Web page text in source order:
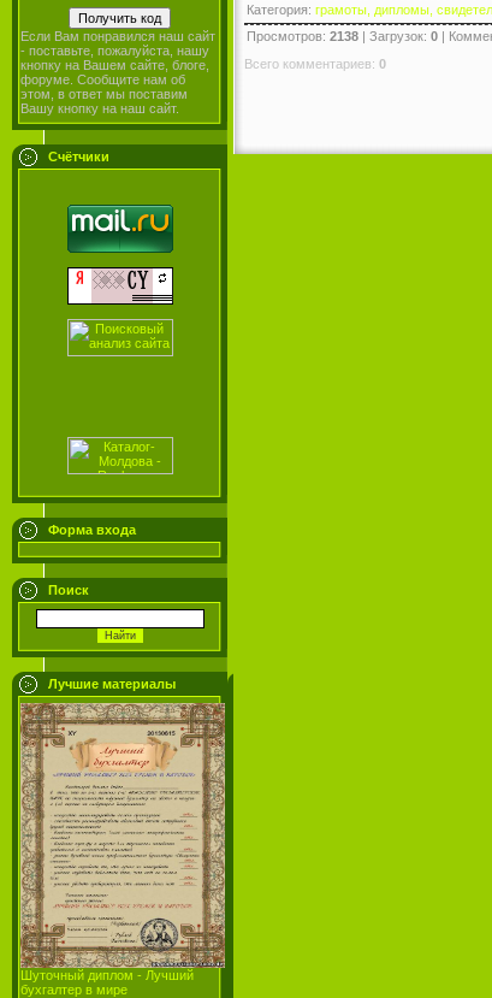
Если Вам понравился наш сайт
- поставьте, пожалуйста, нашу
кнопку на Вашем сайте, блоге,
форуме. Сообщите нам об
этом, в ответ мы поставим
Вашу кнопку на наш сайт.
Счётчики
Форма входа
Поиск
Лучшие материалы
Шуточный диплом - Лучший
бухгалтер в мире
Категория: грамоты, дипломы,
Просмотров: 2138 | Загрузок: 0 |
Всего комментариев: 0